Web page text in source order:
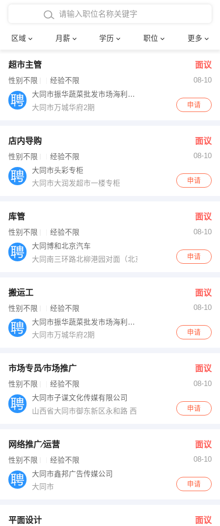
区域 月薪 学历 职位 更多
4000-5000元
8000-12000元
12000-20000元
博士
文员
财务会计
网络IT
快递员
收银员 技术员/工程师
出纳
编辑
跟单
其他职位
确定
超市主管 面议
性别不限 经验不限
08-10
大同市振华蔬菜批发市场海利经销部
大同市万城华府2期
申请
店内导购 面议
性别不限 经验不限
08-10
大同市头彩专柜
大同市大润发超市一楼专柜
申请
库管 面议
性别不限 经验不限
08-10
大同博和北京汽车
大同南三环路北柳港园对面（北京现代旁）
申请
搬运工 面议
性别不限 经验不限
08-10
大同市振华蔬菜批发市场海利经销部
大同市万城华府2期
申请
市场专员∕市场推广 面议
性别不限 经验不限
08-10
大同市子谋文化传媒有限公司
山西省大同市御东新区永和路 西京府底商B-217申请
网络推广∕运营 面议
性别不限 经验不限
08-10
大同市鑫邦广告传媒公司
大同市
申请
平面设计 面议